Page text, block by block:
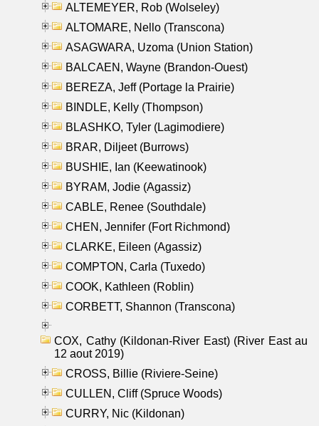
ALTEMEYER, Rob (Wolseley)
ALTOMARE, Nello (Transcona)
ASAGWARA, Uzoma (Union Station)
BALCAEN, Wayne (Brandon-Ouest)
BEREZA, Jeff (Portage la Prairie)
BINDLE, Kelly (Thompson)
BLASHKO, Tyler (Lagimodiere)
BRAR, Diljeet (Burrows)
BUSHIE, Ian (Keewatinook)
BYRAM, Jodie (Agassiz)
CABLE, Renee (Southdale)
CHEN, Jennifer (Fort Richmond)
CLARKE, Eileen (Agassiz)
COMPTON, Carla (Tuxedo)
COOK, Kathleen (Roblin)
CORBETT, Shannon (Transcona)
COX, Cathy (Kildonan-River East) (River East au
12 aout 2019)
CROSS, Billie (Riviere-Seine)
CULLEN, Cliff (Spruce Woods)
CURRY, Nic (Kildonan)